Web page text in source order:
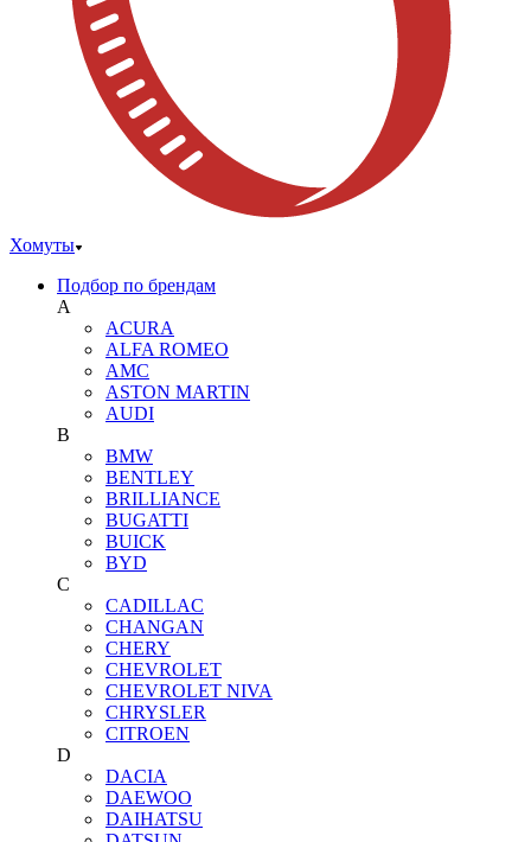
Хомуты
Подбор по брендам
A
ACURA
ALFA ROMEO
AMC
ASTON MARTIN
AUDI
B
BMW
BENTLEY
BRILLIANCE
BUGATTI
BUICK
BYD
C
CADILLAC
CHANGAN
CHERY
CHEVROLET
CHEVROLET NIVA
CHRYSLER
CITROEN
D
DACIA
DAEWOO
DAIHATSU